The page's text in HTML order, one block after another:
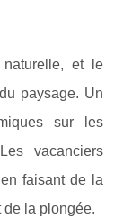
et le
paysage. Un
sur les
vacanciers
faisant de la
de la plongée.